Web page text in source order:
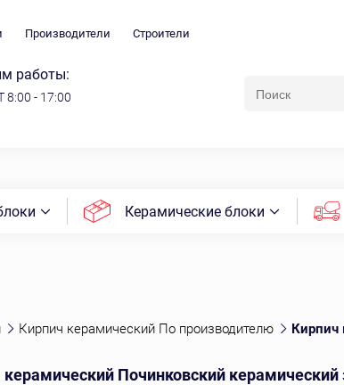
Производители Строители
работы:
8:00 - 17:00
Керамические блоки
Кирпич керамический По производителю Кирпич
Починковский керамический